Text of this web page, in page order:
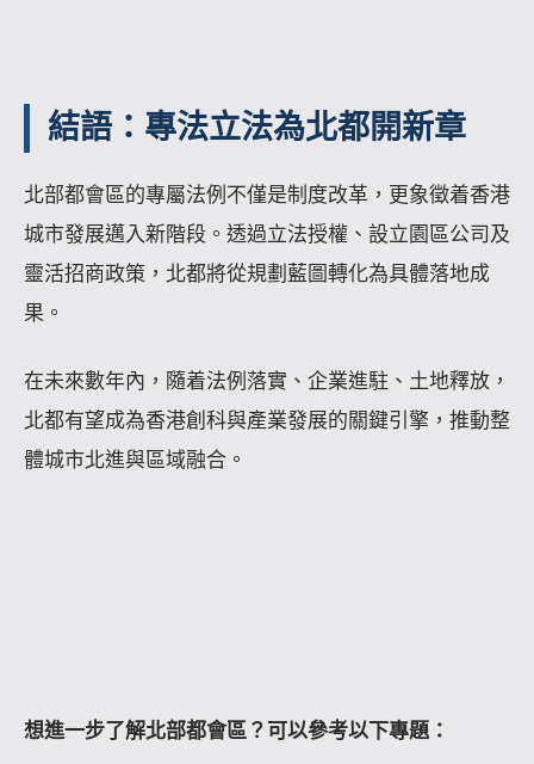
結語：專法立法為北都開新章
北部都會區的專屬法例不僅是制度改革，更象徵着香港
城市發展邁入新階段。透過立法授權、設立園區公司及
靈活招商政策，北都將從規劃藍圖轉化為具體落地成
果。
在未來數年內，隨着法例落實、企業進駐、土地釋放，
北都有望成為香港創科與產業發展的關鍵引擎，推動整
體城市北進與區域融合。
想進一步了解北部都會區？可以參考以下專題：